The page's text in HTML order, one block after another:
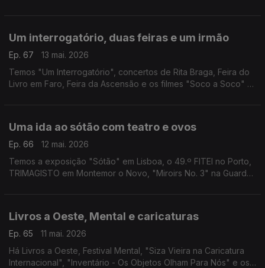
Um interrogatório, duas feiras e um irmão
Ep. 67
13 mai. 2026
Temos "Um Interrogatório", concertos de Rita Braga, Feira do
Livro em Faro, Feira da Ascensão e os filmes "Soco a Soco" e
Uma ida ao sótão com teatro e ovos
Ep. 66
12 mai. 2026
Temos a exposição "Sótão" em Lisboa, o 49.º FITEI no Porto,
TRIMAGISTO em Montemor o Novo, "Miroirs No. 3" na Guarda,
Livros a Oeste, Mental e caricaturas
Ep. 65
11 mai. 2026
Há Livros a Oeste, Festival Mental, "Siza Vieira na Caricatura
Internacional", "Inventário - Os Objetos Olham Para Nós" e os